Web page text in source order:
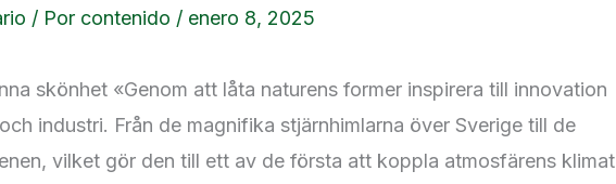
/ Por contenido / enero 8, 2025
skönhet «Genom att låta naturens former inspirera till innovation
industri. Från de magnifika stjärnhimlarna över Sverige till de
vilket gör den till ett av de första att koppla atmosfärens klimat